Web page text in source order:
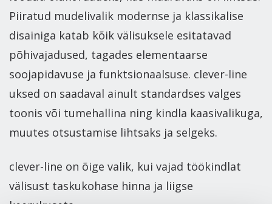
Piiratud mudelivalik modernse ja klassikalise
disainiga katab kõik välisuksele esitatavad
põhivajadused, tagades elementaarse
soojapidavuse ja funktsionaalsuse. clever-line
uksed on saadaval ainult standardses valges
toonis või tumehallina ning kindla kaasivalikuga,
muutes otsustamise lihtsaks ja selgeks.
clever-line on õige valik, kui vajad töökindlat
välisust taskukohase hinna ja liigse